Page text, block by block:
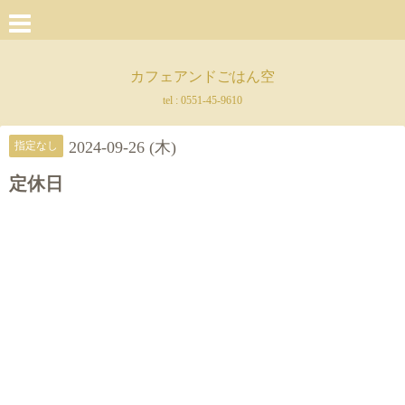
カフェアンドごはん空
tel : 0551-45-9610
指定なし 2024-09-26 (木)
定休日